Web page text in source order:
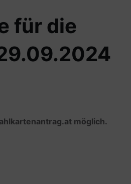
für die
möglich.